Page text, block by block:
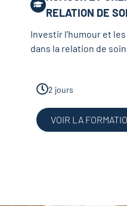
RELATION DE
Investir l’humour et
dans la relation de
2 jours
VOIR LA